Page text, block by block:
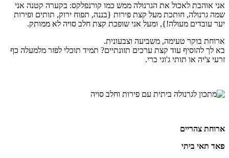
אני אוהבת לאכול את הגרנולה ממש כמו קורנפלקס: בקערה קטנה אני
שמה גרנולה, חותכת מעל קצת פירות {בננה, תפוח ירוק, תותים ופירות
יער עובדים מעולה!}, ומעל אני שופכת קצת חלב סויה לא ממותק.
ארוחת בוקר טעימה, משביעה וצבעונית.
בא לך להוסיף עוד קצת ערכים תזונתיים? תמיד תוכלי לפזר מלמעלה כף
זרעי צ'יה או תותי ג'וגי ברי.
ארוחת צהריים
פאד תאי ביתי